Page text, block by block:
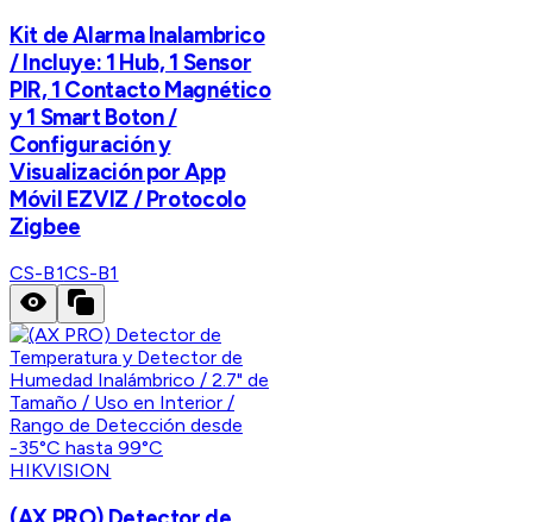
Kit de Alarma Inalambrico
/ Incluye: 1 Hub, 1 Sensor
PIR, 1 Contacto Magnético
y 1 Smart Boton /
Configuración y
Visualización por App
Móvil EZVIZ / Protocolo
Zigbee
CS-B1CS-B1
HIKVISION